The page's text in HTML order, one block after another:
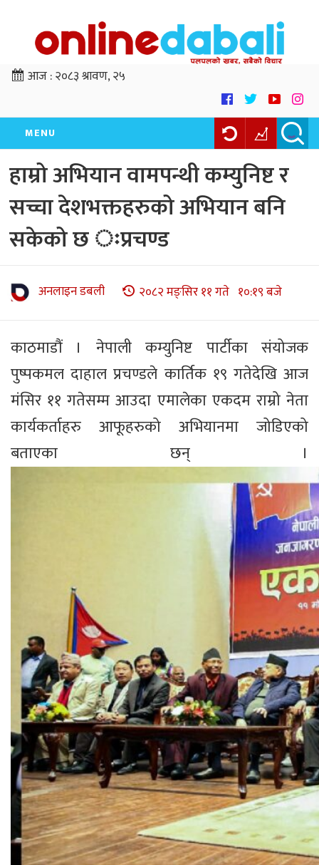
आज :२०८३ श्रावण, २५
MENU
हाम्रो अभियान वामपन्थी कम्युनिष्ट र
सच्चा देशभक्तहरुको अभियान बनि
सकेको छ ःप्रचण्ड
अनलाइन डबली २०८२ मङ्सिर ११ गते १०:१९ बजे
काठमाडौं । नेपाली कम्युनिष्ट पार्टीका संयोजक
पुष्पकमल दाहाल प्रचण्डले कार्तिक १९ गतेदेखि आज
मंसिर ११ गतेसम्म आउदा एमालेका एकदम राम्रो नेता
कार्यकर्ताहरु आफूहरुको अभियानमा जोडिएको
बताएका छन् ।